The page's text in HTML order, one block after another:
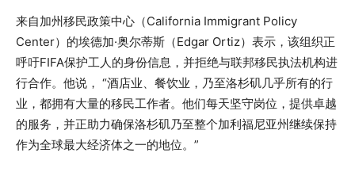
来自加州移民政策中心（California Immigrant Policy
Center）的埃德加·奥尔蒂斯（Edgar Ortiz）表示，该组织正
呼吁FIFA保护工人的身份信息，并拒绝与联邦移民执法机构进
行合作。他说， “酒店业、餐饮业，乃至洛杉矶几乎所有的行
业，都拥有大量的移民工作者。他们每天坚守岗位，提供卓越
的服务，并正助力确保洛杉矶乃至整个加利福尼亚州继续保持
作为全球最大经济体之一的地位。”